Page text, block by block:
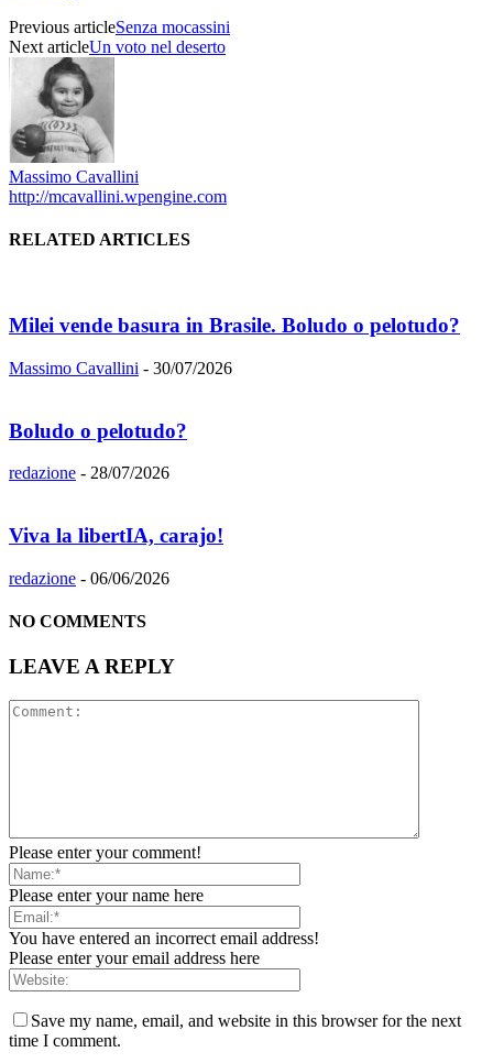
Previous articleSenza mocassini
Next articleUn voto nel deserto
Massimo Cavallini
http://mcavallini.wpengine.com
RELATED ARTICLES
Milei vende basura in Brasile. Boludo o pelotudo?
Massimo Cavallini - 30/07/2026
Boludo o pelotudo?
redazione - 28/07/2026
Viva la libertIA, carajo!
redazione - 06/06/2026
NO COMMENTS
LEAVE A REPLY
Please enter your comment!
Please enter your name here
You have entered an incorrect email address!
Please enter your email address here
Save my name, email, and website in this browser for the next
time I comment.